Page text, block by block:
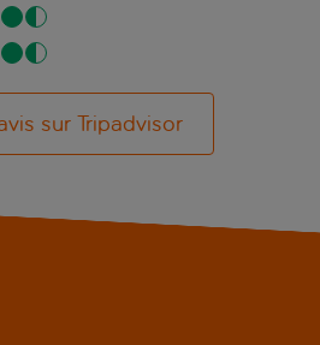
sur Tripadvisor